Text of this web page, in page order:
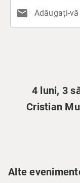
mail Adăugați-
4 luni, 3
Cristian
Alte